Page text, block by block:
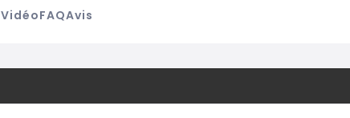
VidéoFAQAvis